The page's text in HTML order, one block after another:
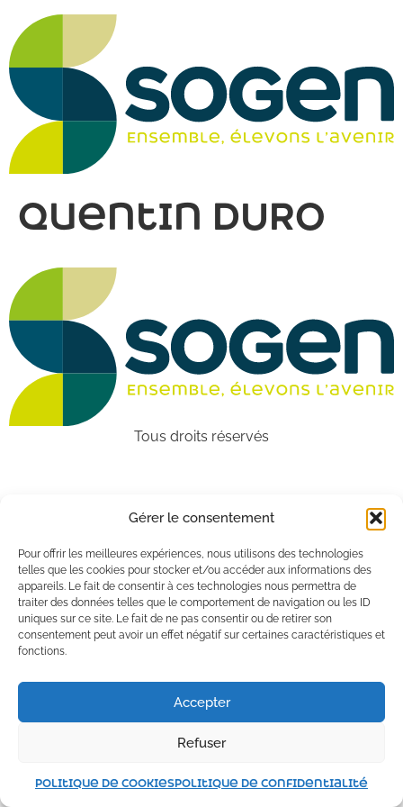
Gérer le consentement
Pour offrir les meilleures expériences, nous utilisons des technologies
telles que les cookies pour stocker et/ou accéder aux informations des
appareils. Le fait de consentir à ces technologies nous permettra de
traiter des données telles que le comportement de navigation ou les ID
uniques sur ce site. Le fait de ne pas consentir ou de retirer son
consentement peut avoir un effet négatif sur certaines caractéristiques et
fonctions.
Accepter
Refuser
Politique de cookiesPolitique de confidentialité
Quentin DURO
Tous droits réservés